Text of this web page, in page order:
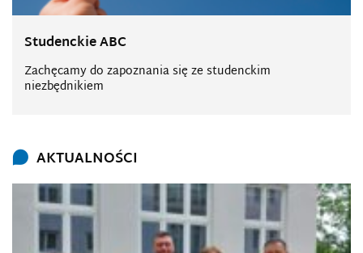
Studenckie ABC
Zachęcamy do zapoznania się ze studenckim
niezbędnikiem
AKTUALNOŚCI